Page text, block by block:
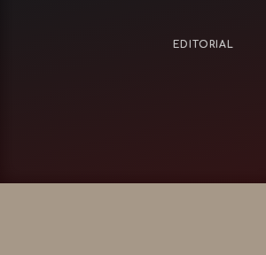
EDITORIAL